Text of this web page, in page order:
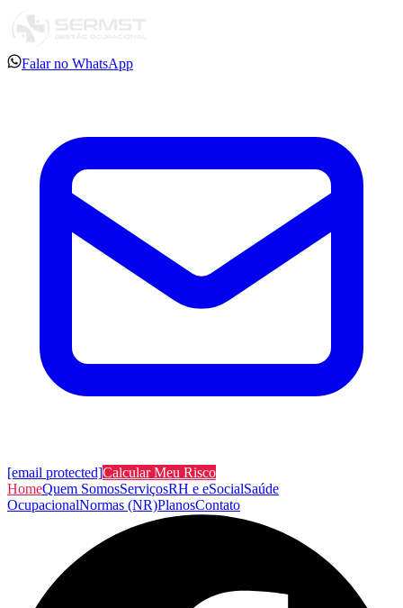
Falar no WhatsApp
[email protected]Calcular Meu Risco
HomeQuem SomosServiçosRH e eSocialSaúde
OcupacionalNormas (NR)PlanosContato